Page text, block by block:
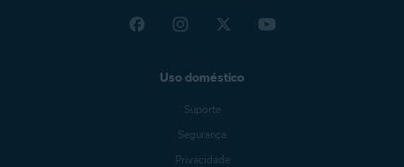
Uso doméstico
Suporte
Segurança
Privacidade